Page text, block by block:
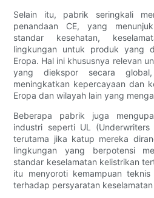
Selain itu, pabrik seringkali
penandaan CE, yang
standar kesehatan,
lingkungan untuk produk yang
Eropa. Hal ini khususnya relevan
yang diekspor secara
meningkatkan kepercayaan dan
Eropa dan wilayah lain yang
Beberapa pabrik juga
industri seperti UL (Underwriters
terutama jika katup mereka
lingkungan yang berpotensi
standar keselamatan kelistrikan
itu menyoroti kemampuan
terhadap persyaratan keselamatan